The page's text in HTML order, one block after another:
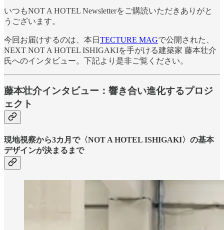
いつもNOT A HOTEL Newsletterをご購読いただきありがと
うございます。
今回お届けするのは、本日 TECTURE MAGで公開された、
NEXT NOT A HOTEL ISHIGAKIを手がける建築家 藤本壮介
氏へのインタビュー。下記より是非ご覧ください。
藤本壮介インタビュー：響き合い進化するプロジ
ェクト
現地視察から3カ月で〈NOT A HOTEL ISHIGAKI〉の基本
デザインが決まるまで